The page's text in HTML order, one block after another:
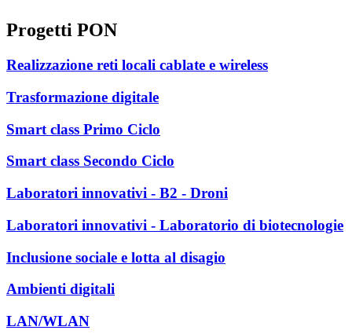
Progetti PON
Realizzazione reti locali cablate e wireless
Trasformazione digitale
Smart class Primo Ciclo
Smart class Secondo Ciclo
Laboratori innovativi - B2 - Droni
Laboratori innovativi - Laboratorio di biotecnologie
Inclusione sociale e lotta al disagio
Ambienti digitali
LAN/WLAN